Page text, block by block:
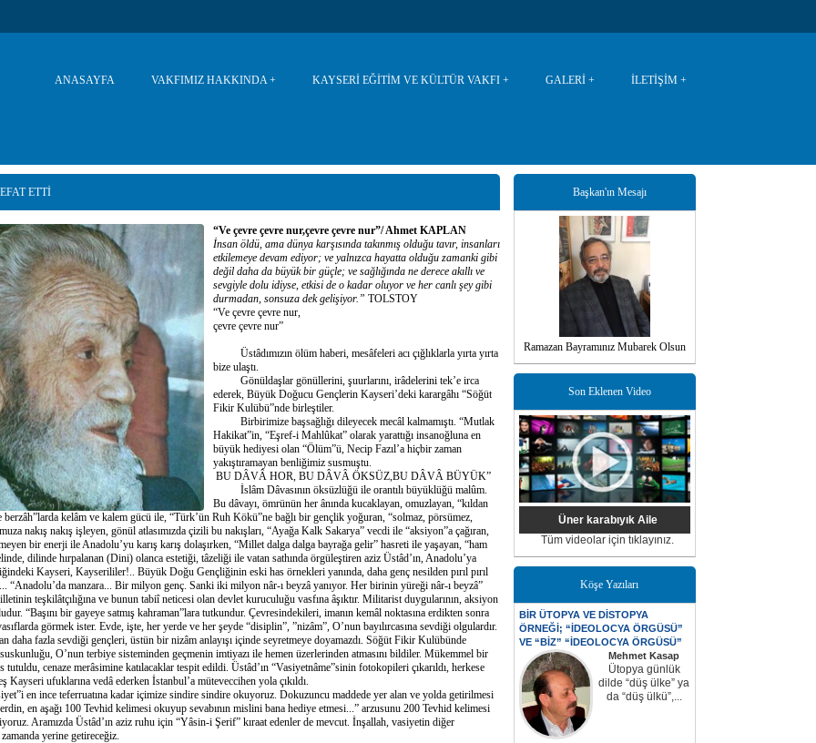
ANASAYFA VAKFIMIZ HAKKINDA KAYSERİ EĞİTİM VE KÜLTÜR VAKFI GALERİ İLETİŞİM
ETTI
“Ve çevre çevre nur,çevre çevre nur”/ Ahmet KAPLAN
İnsan öldü, ama dünya karşısında takınmış olduğu tavır, insanları
etkilemeye devam ediyor; ve yalnızca hayatta olduğu zamanki gibi
değil daha da büyük bir güçle; ve sağlığında ne derece akıllı ve
sevgiyle dolu idiyse, etkisi de o kadar oluyor ve her canlı şey gibi
durmadan, sonsuza dek gelişiyor.” TOLSTOY
“Ve çevre çevre nur,
çevre çevre nur”
Üstâdımızın ölüm haberi, mesâfeleri acı çığlıklarla yırta yırta
bize ulaştı.
Gönüldaşlar gönüllerini, şuurlarını, irâdelerini tek’e irca
ederek, Büyük Doğucu Gençlerin Kayseri’deki karargâhı “Söğüt
Fikir Kulübü”nde birleştiler.
Birbirimize başsağlığı dileyecek mecâl kalmamıştı. “Mutlak
Hakikat”in, “Eşref-i Mahlûkat” olarak yarattığı insanoğluna en
büyük hediyesi olan “Ölüm”ü, Necip Fazıl’a hiçbir zaman
yakıştıramayan benliğimiz susmuştu.
BU DÂVÂ HOR, BU DÂVÂ ÖKSÜZ,BU DÂVÂ BÜYÜK”
İslâm Dâvasının öksüzlüğü ile orantılı büyüklüğü malûm.
Bu dâvayı, ömrünün her ânında kucaklayan, omuzlayan, “kıldan
berzâh”larda kelâm ve kalem gücü ile, “Türk’ün Ruh Kökü”ne bağlı bir gençlik yoğuran, “solmaz, pörsümez,
nakış nakış işleyen, gönül atlasımızda çizili bu nakışları, “Ayağa Kalk Sakarya” vecdi ile “aksiyon”a çağıran,
bir enerji ile Anadolu’yu karış karış dolaşırken, “Millet dalga dalga bayrağa gelir” hasreti ile yaşayan, “ham
dilinde hırpalanan (Dini) olanca estetiği, tâzeliği ile vatan sathında örgüleştiren aziz Üstâd’ın, Anadolu’ya
Kayseri, Kayserililer!.. Büyük Doğu Gençliğinin eski has örnekleri yanında, daha genç nesilden pırıl pırıl
“Anadolu’da manzara... Bir milyon genç. Sanki iki milyon nâr-ı beyzâ yanıyor. Her birinin yüreği nâr-ı beyzâ”
teşkilâtçılığına ve bunun tabiî neticesi olan devlet kuruculuğu vasfına âşıktır. Militarist duygularının, aksiyon
“Başını bir gayeye satmış kahraman”lara tutkundur. Çevresindekileri, imanın kemâl noktasına erdikten sonra
görmek ister. Evde, işte, her yerde ve her şeyde “disiplin”, ”nizâm”, O’nun bayılırcasına sevdiği olgulardır.
daha fazla sevdiği gençleri, üstün bir nizâm anlayışı içinde seyretmeye doyamazdı. Söğüt Fikir Kulübünde
O’nun terbiye sisteminden geçmenin imtiyazı ile hemen üzerlerinden atmasını bildiler. Mükemmel bir
tutuldu, cenaze merâsimine katılacaklar tespit edildi. Üstâd’ın “Vasiyetnâme”sinin fotokopileri çıkarıldı, herkese
Kayseri ufuklarına vedâ ederken İstanbul’a müteveccihen yola çıkıldı.
en ince teferruatına kadar içimize sindire sindire okuyoruz. Dokuzuncu maddede yer alan ve yolda getirilmesi
en aşağı 100 Tevhid kelimesi okuyup sevabının mislini bana hediye etmesi...” arzusunu 200 Tevhid kelimesi
Aramızda Üstâd’ın aziz ruhu için “Yâsin-i Şerif” kıraat edenler de mevcut. İnşallah, vasiyetin diğer
zamanda yerine getireceğiz.
Başkan'ın Mesajı
Ramazan Bayramınız Mubarek Olsun
Son Eklenen Video
Üner karabıyık Aile
Tüm videolar için tıklayınız.
Köşe Yazıları
BİR ÜTOPYA VE DİSTOPYA
ÖRNEĞİ; “İDEOLOCYA ÖRGÜSÜ”
VE “BİZ” “İDEOLOCYA ÖRGÜSÜ”
Mehmet Kasap
Ütopya günlük
dilde “düş ülke” ya
da “düş ülkü”,...